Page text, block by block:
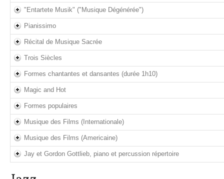
"Entartete Musik" ("Musique Dégénérée")
Pianissimo
Récital de Musique Sacrée
Trois Siècles
Formes chantantes et dansantes (durée 1h10)
Magic and Hot
Formes populaires
Musique des Films (Internationale)
Musique des Films (Americaine)
Jay et Gordon Gottlieb, piano et percussion répertoire